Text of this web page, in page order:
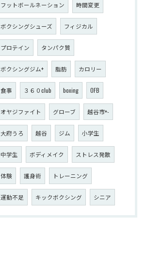
フットボールネーション 時間変更
ボクシングシューズ フィジカル
プロテイン タンパク質
ボクシングジム+ 脂肪 カロリー
食事 ３６０club boxing OFB
オヤジファイト グローブ 越谷市+-
大府うろ 越谷 ジム 小学生
中学生 ボディメイク ストレス発散
体験 護身術 トレーニング
運動不足 キックボクシング シニア